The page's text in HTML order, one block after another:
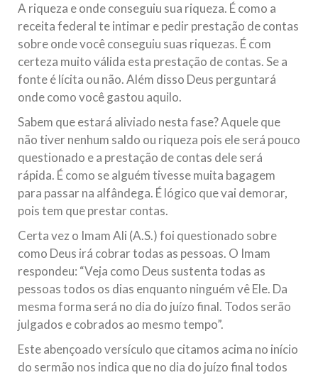
A riqueza e onde conseguiu sua riqueza. É como a
receita federal te intimar e pedir prestação de contas
sobre onde você conseguiu suas riquezas. É com
certeza muito válida esta prestação de contas. Se a
fonte é lícita ou não. Além disso Deus perguntará
onde como você gastou aquilo.
Sabem que estará aliviado nesta fase? Aquele que
não tiver nenhum saldo ou riqueza pois ele será pouco
questionado e a prestação de contas dele será
rápida. É como se alguém tivesse muita bagagem
para passar na alfândega. É lógico que vai demorar,
pois tem que prestar contas.
Certa vez o Imam Ali (A.S.) foi questionado sobre
como Deus irá cobrar todas as pessoas. O Imam
respondeu: “Veja como Deus sustenta todas as
pessoas todos os dias enquanto ninguém vê Ele. Da
mesma forma será no dia do juízo final. Todos serão
julgados e cobrados ao mesmo tempo”.
Este abençoado versículo que citamos acima no início
do sermão nos indica que no dia do juízo final todos